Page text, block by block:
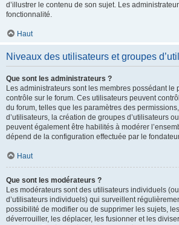
d’illustrer le contenu de son sujet. Les
fonctionnalité.
Haut
Niveaux des utilisateurs et groupes
Que sont les administrateurs ?
Les administrateurs sont les membres possédant le
contrôle sur le forum. Ces utilisateurs peuvent
du forum, telles que les paramètres des
d’utilisateurs, la création de groupes d’utilisateurs
peuvent également être habilités à modérer
dépend de la configuration effectuée par le
Haut
Que sont les modérateurs ?
Les modérateurs sont des utilisateurs individuels
d’utilisateurs individuels) qui surveillent
possibilité de modifier ou de supprimer les sujets,
déverrouiller, les déplacer, les fusionner et les